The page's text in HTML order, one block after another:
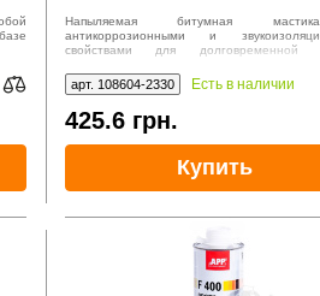
Напыляемая битумная
антикоррозионными и
свойствами для долговременной
грузовиков и строительной техники.
арт. 108604-2330 Есть в наличии
425.6 грн.
Купить